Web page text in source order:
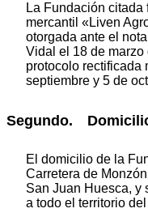
La Fundación citada
mercantil «Liven
otorgada ante el
Vidal el 18 de
protocolo rectificada
septiembre y 5 de
Segundo.
El domicilio de la
Carretera de
San Juan Huesca, y
a todo el territorio